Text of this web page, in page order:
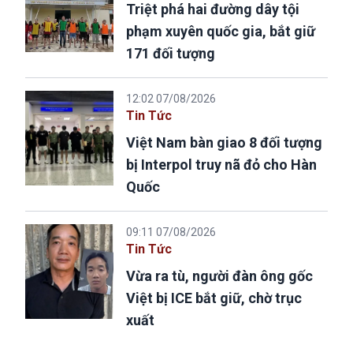
Triệt phá hai đường dây tội
phạm xuyên quốc gia, bắt giữ
171 đối tượng
12:02 07/08/2026
Tin Tức
Việt Nam bàn giao 8 đối tượng
bị Interpol truy nã đỏ cho Hàn
Quốc
09:11 07/08/2026
Tin Tức
Vừa ra tù, người đàn ông gốc
Việt bị ICE bắt giữ, chờ trục
xuất